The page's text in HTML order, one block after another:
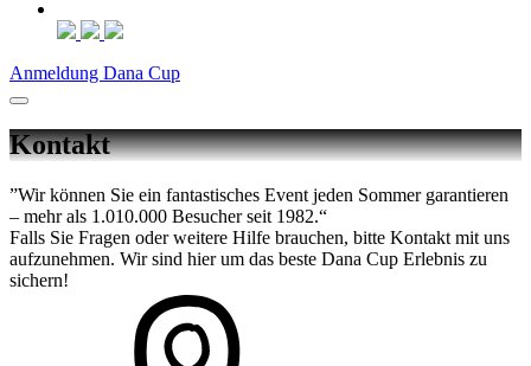
Anmeldung Dana Cup
Kontakt
”Wir können Sie ein fantastisches Event jeden Sommer garantieren
– mehr als 1.010.000 Besucher seit 1982.“
Falls Sie Fragen oder weitere Hilfe brauchen, bitte Kontakt mit uns
aufzunehmen. Wir sind hier um das beste Dana Cup Erlebnis zu
sichern!